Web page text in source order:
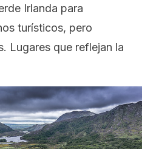
Irlanda para
turísticos, pero
Lugares que reflejan la